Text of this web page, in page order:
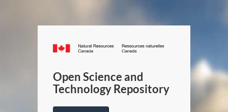
Canada.ca
/
Canada
Open Science and
Technology Repository